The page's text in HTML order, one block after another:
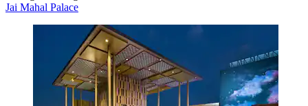
Jai Mahal Palace